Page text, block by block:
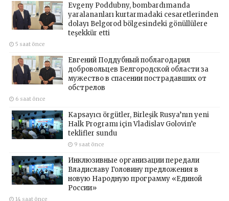
Evgeny Poddubny, bombardımanda
yaralananları kurtarmadaki cesaretlerinden
dolayı Belgorod bölgesindeki gönüllülere
teşekkür etti
5 saat önce
Евгений Поддубный поблагодарил
добровольцев Белгородской области за
мужество в спасении пострадавших от
обстрелов
6 saat önce
Kapsayıcı örgütler, Birleşik Rusya’nın yeni
Halk Programı için Vladislav Golovin’e
teklifler sundu
9 saat önce
Инклюзивные организации передали
Владиславу Головину предложения в
новую Народную программу «Единой
России»
14 saat önce